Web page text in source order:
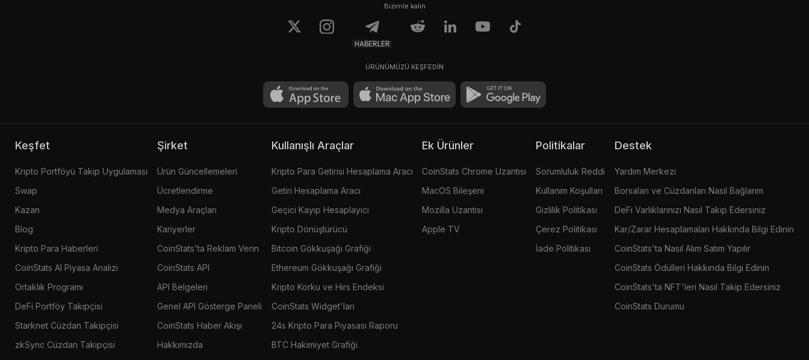
Bizimle kalın
HABERLER
ÜRÜNÜMÜZÜ KEŞFEDİN
Keşfet
Kripto Portföyü Takip Uygulaması
Swap
Kazan
Blog
Kripto Para Haberleri
CoinStats AI Piyasa Analizi
Ortaklık Programı
DeFi Portföy Takipçisi
Starknet Cüzdan Takipçisi
zkSync Cüzdan Takipçisi
Şirket
Ürün Güncellemeleri
Ücretlendirme
Medya Araçları
Kariyerler
CoinStats'ta Reklam Verin
CoinStats API
API Belgeleri
Genel API Gösterge Paneli
CoinStats Haber Akışı
Hakkımızda
Kullanışlı Araçlar
Kripto Para Getirisi Hesaplama Aracı
Getiri Hesaplama Aracı
Geçici Kayıp Hesaplayıcı
Kripto Dönüştürücü
Bitcoin Gökkuşağı Grafiği
Ethereum Gökkuşağı Grafiği
Kripto Korku ve Hırs Endeksi
CoinStats Widget'ları
24s Kripto Para Piyasası Raporu
BTC Hakimiyet Grafiği
Ek Ürünler
CoinStats Chrome Uzantısı
MacOS Bileşeni
Mozilla Uzantısı
Apple TV
Politikalar
Sorumluluk Reddi
Kullanım Koşulları
Gizlilik Politikası
Çerez Politikası
İade Politikası
Destek
Yardım Merkezi
Borsaları ve Cüzdanları Nasıl Bağlarım
DeFi Varlıklarınızı Nasıl Takip Edersiniz
Kar/Zarar Hesaplamaları Hakkında Bilgi Edinin
CoinStats'ta Nasıl Alım Satım Yapılır
CoinStats Ödülleri Hakkında Bilgi Edinin
CoinStats'ta NFT'leri Nasıl Takip Edersiniz
CoinStats Durumu